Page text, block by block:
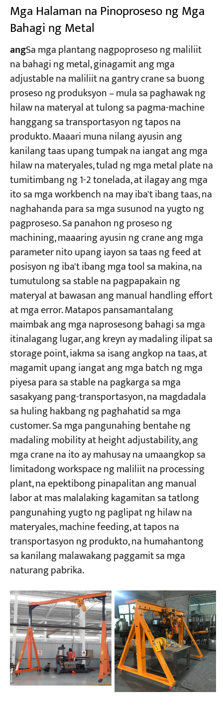
Mga Halaman na Pinoproseso ng Mga
Bahagi ng Metal
ang​Sa mga plantang nagpoproseso ng maliliit
na bahagi ng metal, ginagamit ang mga
adjustable na maliliit na gantry crane sa buong
proseso ng produksyon – mula sa paghawak ng
hilaw na materyal at tulong sa pagma-machine
hanggang sa transportasyon ng tapos na
produkto. Maaari muna nilang ayusin ang
kanilang taas upang tumpak na iangat ang mga
hilaw na materyales, tulad ng mga metal plate na
tumitimbang ng 1-2 tonelada, at ilagay ang mga
ito sa mga workbench na may iba't ibang taas, na
naghahanda para sa mga susunod na yugto ng
pagproseso. Sa panahon ng proseso ng
machining, maaaring ayusin ng crane ang mga
parameter nito upang iayon sa taas ng feed at
posisyon ng iba't ibang mga tool sa makina, na
tumutulong sa stable na pagpapakain ng
materyal at bawasan ang manual handling effort
at mga error. Matapos pansamantalang
maimbak ang mga naprosesong bahagi sa mga
itinalagang lugar, ang kreyn ay madaling ilipat sa
storage point, iakma sa isang angkop na taas, at
magamit upang iangat ang mga batch ng mga
piyesa para sa stable na pagkarga sa mga
sasakyang pang-transportasyon, na magdadala
sa huling hakbang ng paghahatid sa mga
customer. Sa mga pangunahing bentahe ng
madaling mobility at height adjustability, ang
mga crane na ito ay mahusay na umaangkop sa
limitadong workspace ng maliliit na processing
plant, na epektibong pinapalitan ang manual
labor at mas malalaking kagamitan sa tatlong
pangunahing yugto ng paglipat ng hilaw na
materyales, machine feeding, at tapos na
transportasyon ng produkto, na humahantong
sa kanilang malawakang paggamit sa mga
naturang pabrika.